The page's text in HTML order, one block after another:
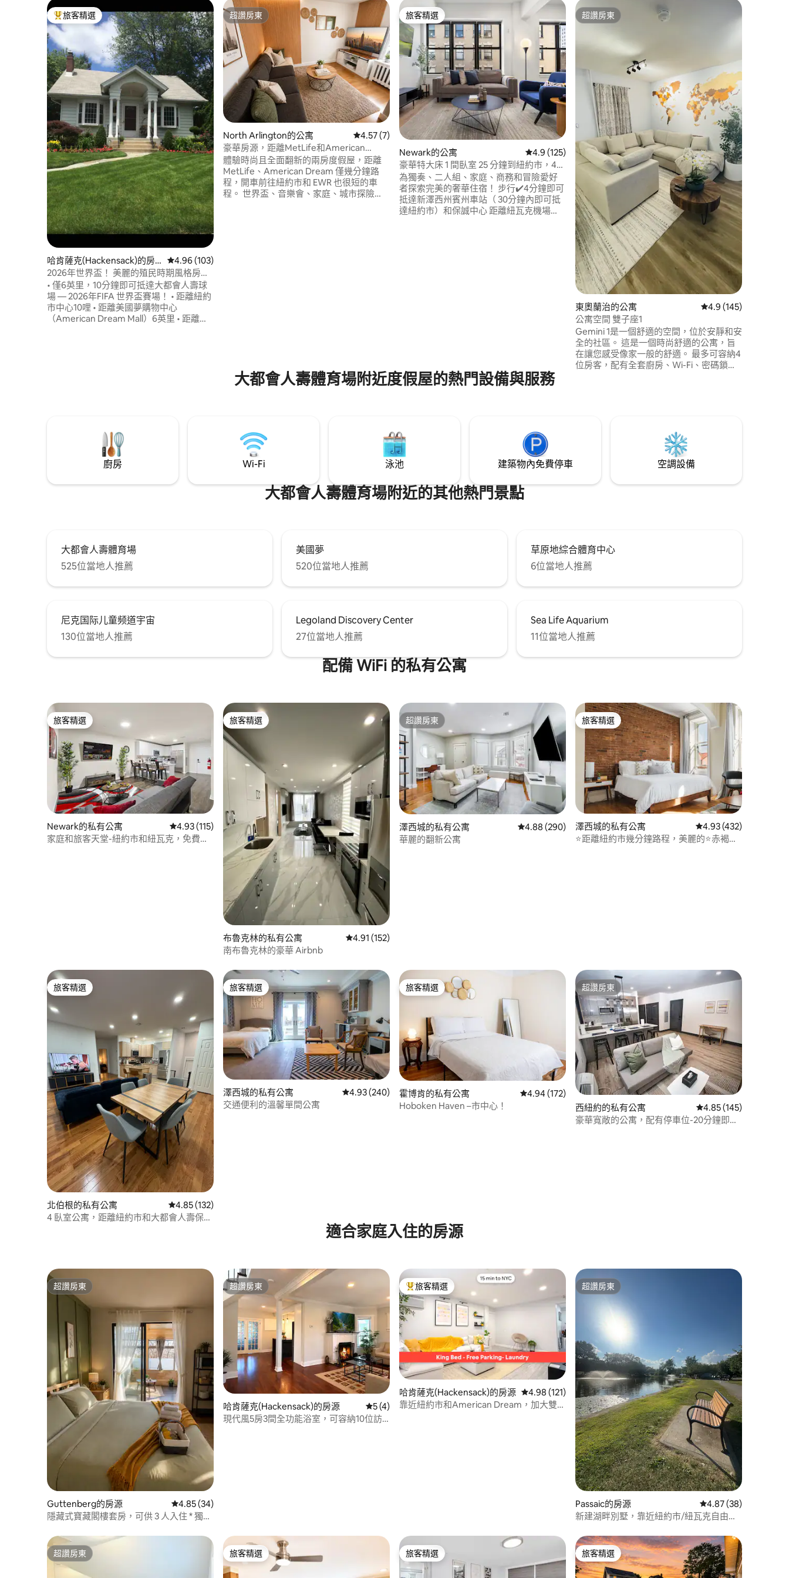
旅客精選榜首
旅客精選
哈肯薩克(Hackensack)的房
源
從 103 則評價中獲得 4.96 的平均評分（滿分 5 分）
4.96 (103)
2026年世界盃！ 美麗的殖民時期風格房
源，靠近 MetLife
• 僅6英里，10分鐘即可抵達大都會人壽球
場 — 2026年FIFA 世界盃賽場！ • 距離紐約
市中心10哩 • 距離美國夢購物中心
（American Dream Mall）6英里 • 距離哈
超讚房東
超讚房東
North Arlington的公寓 從 7 則評價中獲得 4.57 的平均評分（滿分 5 分）
4.57 (7)
豪華房源，距離MetLife和American
Dream 5分鐘路程，靠近紐約市
體驗時尚且全面翻新的兩房度假屋，距離
MetLife、American Dream 僅幾分鐘路
程，開車前往紐約市和 EWR 也很短的車
程。 世界盃、音樂會、家庭、城市探險
旅客精選
旅客精選
Newark的公寓 從 125 則評價中獲得 4.9 的平均評分（滿分 5 分）
4.9 (125)
豪華特大床 1 間臥室 25 分鐘到紐約市，4
分鐘到保德信/賓夕法尼亞
為獨奏、二人組、家庭、商務和冒險愛好
者探索完美的奢華住宿！ 步行✔️4分鐘即可
抵達新澤西州賓州車站（ 30分鐘內即可抵
達紐約市）和保誠中心 距離紐瓦克機場
超讚房東
超讚房東
東奧蘭治的公寓 從 145 則評價中獲得
4.9 (145)
公寓空間 雙子座1
Gemini 1是一個舒適的空間，位於安靜和安
全的社區。 這是一個時尚舒適的公寓，旨
在讓您感受像家一般的舒適。 最多可容納4
位房客，配有全套廚房、Wi-Fi、密碼鎖入
17分鐘。開車前往🏙️時代廣場僅需30–35分
大都會人壽體育場附近度假屋的熱門設備與服務
廚房 Wi-Fi 泳池 建築物內免費停車 空調設備
大都會人壽體育場附近的其他熱門景點
大都會人壽體育場
525位當地人推薦
美國夢
520位當地人推薦
草原地綜合體育中心
6位當地人推薦
尼克国际儿童频道宇宙
130位當地人推薦
Legoland Discovery Center
27位當地人推薦
Sea Life Aquarium
11位當地人推薦
配備 WiFi 的私有公寓
旅客精選
旅客精選
Newark的私有公寓 從 115 則評價中獲得 4.93 的平均評分（滿分 5 分）
4.93 (115)
家庭和旅客天堂-紐約市和紐瓦克，免費停
旅客精選
旅客精選
布魯克林的私有公寓 從 152 則評價中獲得 4.91 的平均評分（滿分 5 分）
4.91 (152)
南布魯克林的豪華 Airbnb
超讚房東
超讚房東
澤西城的私有公寓 從 290 則評價中獲得 4.88 的平均評分（滿分 5 分）
4.88 (290)
華麗的翻新公寓
旅客精選
旅客精選
澤西城的私有公寓 從 432 則評價中獲得
4.93 (432)
⭐距離紐約市幾分鐘路程，美麗的⭐赤褐色
旅客精選
旅客精選
北伯根的私有公寓 從 132 則評價中獲得 4.85 的平均評分（滿分 5 分）
4.85 (132)
4 臥室公寓，距離紐約市和大都會人壽保險
旅客精選
旅客精選
澤西城的私有公寓 從 240 則評價中獲得 4.93 的平均評分（滿分 5 分）
4.93 (240)
交通便利的溫馨單間公寓
旅客精選
旅客精選
霍博肯的私有公寓 從 172 則評價中獲得 4.94 的平均評分（滿分 5 分）
4.94 (172)
Hoboken Haven –市中心！
超讚房東
超讚房東
西紐約的私有公寓 從 145 則評價中獲得
4.85 (145)
豪華寬敞的公寓，配有停車位-20分鐘即可
適合家庭入住的房源
超讚房東
超讚房東
Guttenberg的房源 從 34 則評價中獲得 4.85 的平均評分（滿分 5 分）
4.85 (34)
隱藏式寶藏閣樓套房，可供 3 人入住 * 獨立
超讚房東
超讚房東
哈肯薩克(Hackensack)的房源 從 4 則評價中獲得 5 的平均評分（滿分 5 分）
5 (4)
現代風5房3間全功能浴室，可容納10位訪
旅客精選榜首
旅客精選
哈肯薩克(Hackensack)的房源 從 121 則評價中獲得 4.98 的平均評分（滿分 5 分）
4.98 (121)
靠近紐約市和American Dream，加大雙人
超讚房東
超讚房東
Passaic的房源 從 38 則評價中獲得
4.87 (38)
新建湖畔別墅，靠近紐約市/紐瓦克自由國
超讚房東
超讚房東 旅客精選
旅客精選 旅客精選
旅客精選 旅客精選
旅客精選